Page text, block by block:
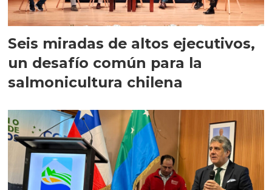
Seis miradas de altos ejecutivos,
un desafío común para la
salmonicultura chilena